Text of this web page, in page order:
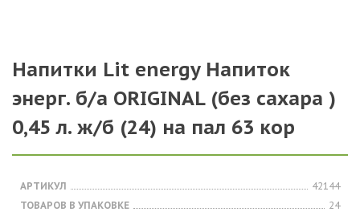
Напитки Lit energy Напиток
энерг. б/а ORIGINAL (без сахара )
0,45 л. ж/б (24) на пал 63 кор
АРТИКУЛ
42144
ТОВАРОВ В УПАКОВКЕ
24